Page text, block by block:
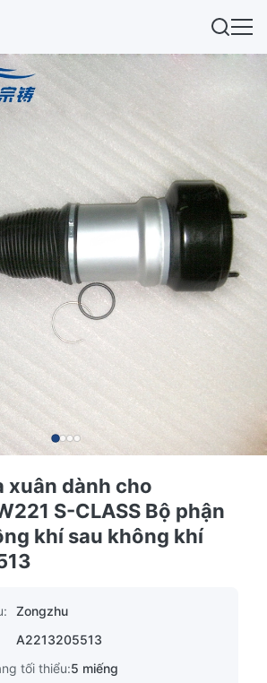
xuân dành cho
S-CLASS Bộ phận
khí sau không khí
Zongzhu
A2213205513
tối thiểu:5 miếng